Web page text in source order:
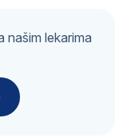
našim lekarima